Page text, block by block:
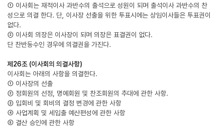
① 이사회는 재적이사 과반수의 출석으로 성원이 되며 출석이사 과반수의 찬
성으로 의결 한다. 단, 이사장 선출을 위한 투표시에는 상임이사들은 투표권이
없다.
② 이사회 의장은 이사장이 되며 의장은 표결권이 없다.
단 찬반동수인 경우에 의결권을 가진다.
제26조 (이사회의 의결사항)
이사회는 아래의 사항을 의결한다.
① 이사장의 선출
② 정회원의 선정, 명예회원 및 찬조회원의 추대에 관한 사항.
③ 입회비 및 회비의 결정 변경에 관한 사항
④ 사업계획 및 세입출 예산편성에 관한 사항
⑤ 결산 승인에 관한 사항